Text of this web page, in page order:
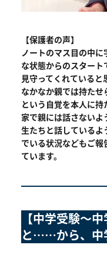
【保護者の声】
ノートのマス目の中に
な状態からのスター
見守ってくれていると
なかなか親では持た
という自覚を本人に持
家で親には話さない
生たちと話している
でいる状況などもご
ています。
【中学受験～
と……から、中